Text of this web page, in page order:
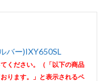
バー)IXY650SL
ください。（「以下の商品
ります。」と表示されるペ